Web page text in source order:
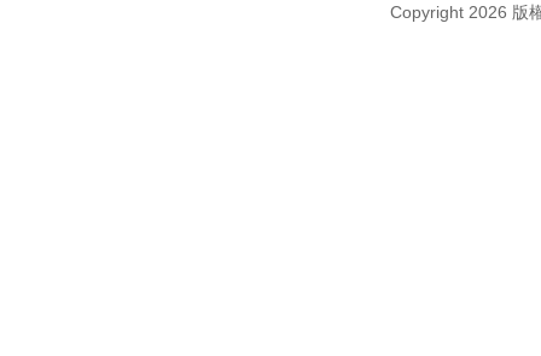
Copyright 2026 版